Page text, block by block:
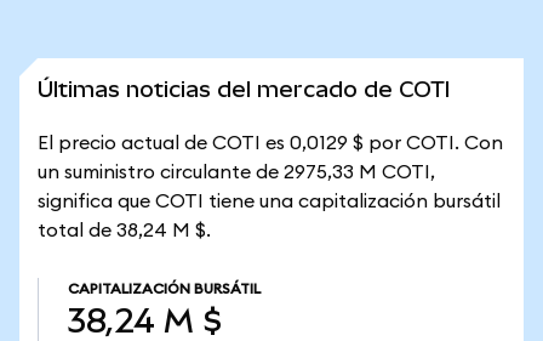
Últimas noticias del mercado de COTI
El precio actual de COTI es 0,0129 $ por COTI. Con
un suministro circulante de 2975,33 M COTI,
significa que COTI tiene una capitalización bursátil
total de 38,24 M $.
CAPITALIZACIÓN BURSÁTIL
38,24 M $